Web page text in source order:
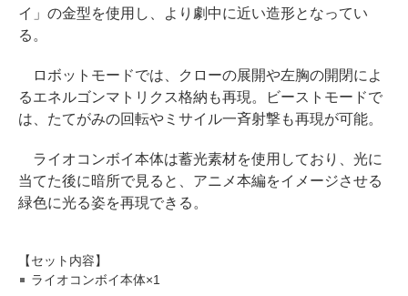
イ」の金型を使用し、より劇中に近い造形となってい
る。
ロボットモードでは、クローの展開や左胸の開閉によ
るエネルゴンマトリクス格納も再現。ビーストモードで
は、たてがみの回転やミサイル一斉射撃も再現が可能。
ライオコンボイ本体は蓄光素材を使用しており、光に
当てた後に暗所で見ると、アニメ本編をイメージさせる
緑色に光る姿を再現できる。
【セット内容】
ライオコンボイ本体×1